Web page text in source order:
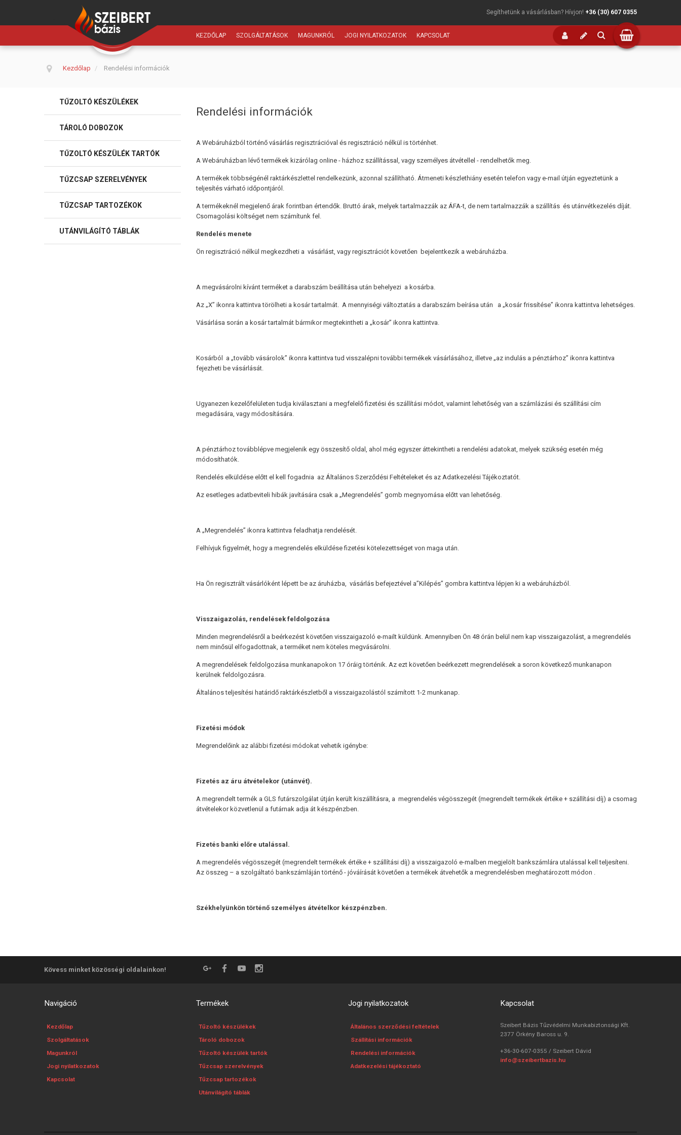
Segíthetünk a vásárlásban? Hívjon! +36 (30) 607 0355
KEZDŐLAP SZOLGÁLTATÁSOK MAGUNKRÓL JOGI NYILATKOZATOK KAPCSOLAT
Kezdőlap / Rendelési információk
TŰZOLTÓ KÉSZÜLÉKEK
TÁROLÓ DOBOZOK
TŰZOLTÓ KÉSZÜLÉK TARTÓK
TŰZCSAP SZERELVÉNYEK
TŰZCSAP TARTOZÉKOK
UTÁNVILÁGÍTÓ TÁBLÁK
Rendelési információk
A Webáruházból történő vásárlás regisztrációval és regisztráció nélkül is történhet.
A Webáruházban lévő termékek kizárólag online - házhoz szállítással, vagy személyes átvétellel - rendelhetők meg.
A termékek többségénél raktárkészlettel rendelkezünk, azonnal szállítható. Átmeneti készlethiány esetén telefon vagy e-mail útján egyeztetünk a
teljesítés várható időpontjáról.
A termékeknél megjelenő árak forintban értendők. Bruttó árak, melyek tartalmazzák az ÁFA-t, de nem tartalmazzák a szállítás és utánvétkezelés díját.
Csomagolási költséget nem számítunk fel.
Rendelés menete
Ön regisztráció nélkül megkezdheti a vásárlást, vagy regisztrációt követően bejelentkezik a webáruházba.
A megvásárolni kívánt terméket a darabszám beállítása után behelyezi a kosárba.
Az „X” ikonra kattintva törölheti a kosár tartalmát. A mennyiségi változtatás a darabszám beírása után a „kosár frissítése” ikonra kattintva lehetséges.
Vásárlása során a kosár tartalmát bármikor megtekintheti a „kosár” ikonra kattintva.
Kosárból a „tovább vásárolok” ikonra kattintva tud visszalépni további termékek vásárlásához, illetve „az indulás a pénztárhoz” ikonra kattintva
fejezheti be vásárlását.
Ugyanezen kezelőfelületen tudja kiválasztani a megfelelő fizetési és szállítási módot, valamint lehetőség van a számlázási és szállítási cím
megadására, vagy módosítására.
A pénztárhoz továbblépve megjelenik egy összesítő oldal, ahol még egyszer áttekintheti a rendelési adatokat, melyek szükség esetén még
módosíthatók.
Rendelés elküldése előtt el kell fogadnia az Általános Szerződési Feltételeket és az Adatkezelési Tájékoztatót.
Az esetleges adatbeviteli hibák javítására csak a „Megrendelés” gomb megnyomása előtt van lehetőség.
A „Megrendelés” ikonra kattintva feladhatja rendelését.
Felhívjuk figyelmét, hogy a megrendelés elküldése fizetési kötelezettséget von maga után.
Ha Ön regisztrált vásárlóként lépett be az áruházba, vásárlás befejeztével a”Kilépés” gombra kattintva lépjen ki a webáruházból.
Visszaigazolás, rendelések feldolgozása
Minden megrendelésről a beérkezést követően visszaigazoló e-mailt küldünk. Amennyiben Ön 48 órán belül nem kap visszaigazolást, a megrendelés
nem minősül elfogadottnak, a terméket nem köteles megvásárolni.
A megrendelések feldolgozása munkanapokon 17 óráig történik. Az ezt követően beérkezett megrendelések a soron következő munkanapon
kerülnek feldolgozásra.
Általános teljesítési határidő raktárkészletből a visszaigazolástól számított 1-2 munkanap.
Fizetési módok
Megrendelőink az alábbi fizetési módokat vehetik igénybe:
Fizetés az áru átvételekor (utánvét).
A megrendelt termék a GLS futárszolgálat útján került kiszállításra, a megrendelés végösszegét (megrendelt termékek értéke + szállítási díj) a csomag
átvételekor közvetlenül a futárnak adja át készpénzben.
Fizetés banki előre utalással.
A megrendelés végösszegét (megrendelt termékek értéke + szállítási díj) a visszaigazoló e-malben megjelölt bankszámlára utalással kell teljesíteni.
Az összeg – a szolgáltató bankszámláján történő - jóváírását követően a termékek átvehetők a megrendelésben meghatározott módon .
Székhelyünkön történő személyes átvételkor készpénzben.
Kövess minket közösségi oldalainkon!
Navigáció
Kezdőlap
Szolgáltatások
Magunkról
Jogi nyilatkozatok
Kapcsolat
Termékek
Tűzoltó készülékek
Tároló dobozok
Tűzoltó készülék tartók
Tűzcsap szerelvények
Tűzcsap tartozékok
Utánvilágító táblák
Jogi nyilatkozatok
Általános szerződési feltételek
Szállítási információk
Rendelési információk
Adatkezelési tájékoztató
Kapcsolat
Szeibert Bázis Tűzvédelmi Munkabiztonsági Kft.
2377 Örkény Baross u. 9.
+36-30-607-0355 / Szeibert Dávid
info@szeibertbazis.hu